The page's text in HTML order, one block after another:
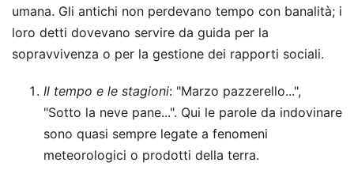
umana. Gli antichi non perdevano tempo con banalità; i
loro detti dovevano servire da guida per la
sopravvivenza o per la gestione dei rapporti sociali.
Il tempo e le stagioni: "Marzo pazzerello...",
"Sotto la neve pane...". Qui le parole da indovinare
sono quasi sempre legate a fenomeni
meteorologici o prodotti della terra.